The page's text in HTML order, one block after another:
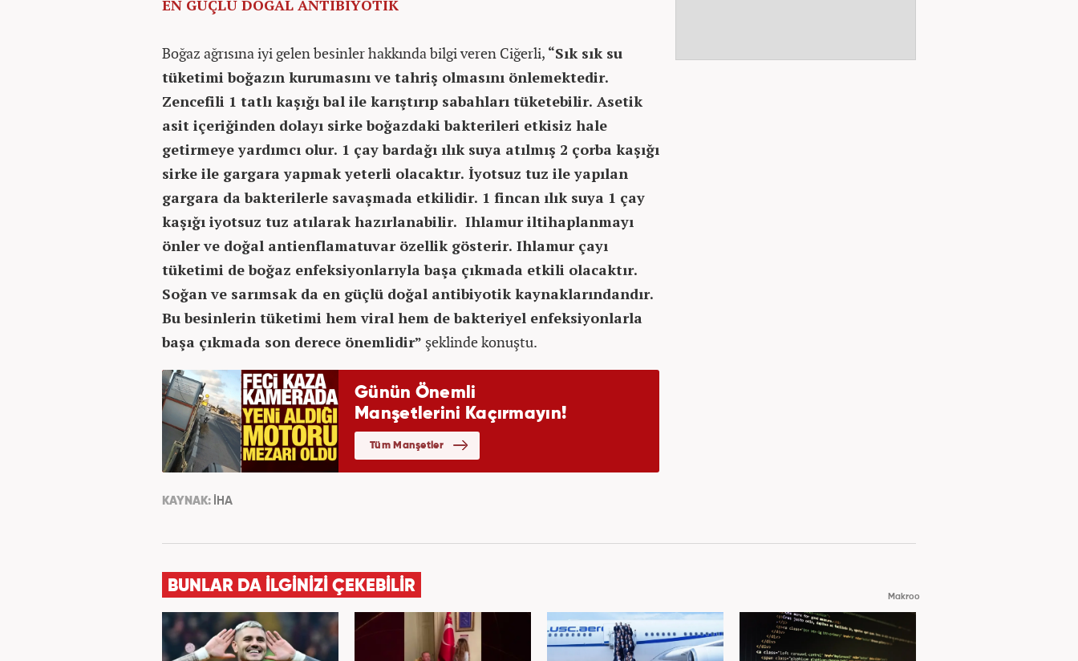
EN GÜÇLÜ DOĞAL ANTİBİYOTİK
Boğaz ağrısına iyi gelen besinler hakkında bilgi veren Ciğerli, “Sık sık su
tüketimi boğazın kurumasını ve tahriş olmasını önlemektedir.
Zencefili 1 tatlı kaşığı bal ile karıştırıp sabahları tüketebilir. Asetik
asit içeriğinden dolayı sirke boğazdaki bakterileri etkisiz hale
getirmeye yardımcı olur. 1 çay bardağı ılık suya atılmış 2 çorba kaşığı
sirke ile gargara yapmak yeterli olacaktır. İyotsuz tuz ile yapılan
gargara da bakterilerle savaşmada etkilidir. 1 fincan ılık suya 1 çay
kaşığı iyotsuz tuz atılarak hazırlanabilir. Ihlamur iltihaplanmayı
önler ve doğal antienflamatuvar özellik gösterir. Ihlamur çayı
tüketimi de boğaz enfeksiyonlarıyla başa çıkmada etkili olacaktır.
Soğan ve sarımsak da en güçlü doğal antibiyotik kaynaklarındandır.
Bu besinlerin tüketimi hem viral hem de bakteriyel enfeksiyonlarla
başa çıkmada son derece önemlidir” şeklinde konuştu.
KAYNAK: İHA
BUNLAR DA İLGİNİZİ ÇEKEBİLİR
Makroo